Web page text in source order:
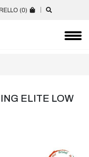
(0)
ELITE LOW